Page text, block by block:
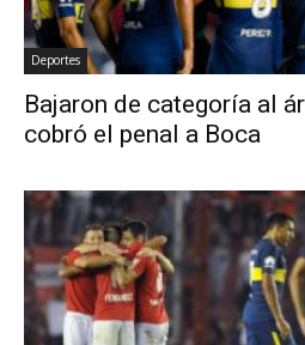
Deportes
Bajaron de categoría al
cobró el penal a Boca